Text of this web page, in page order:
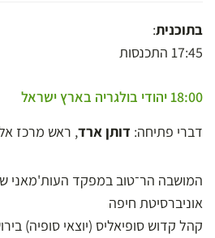
בתוכנית:
17:45 התכנסות
18:00 יהודי בולגריה בארץ ישראל
דברי פתיחה: דותן ארד, ראש מרכז
המושבה הר־טוב במפקד העות'מאני של
אוניברסיטת חיפה
קהל קדוש סופיאליס (יוצאי סופיה)